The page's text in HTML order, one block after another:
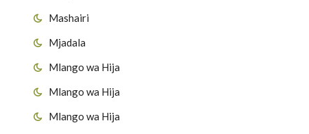
Mashairi
Mjadala
Mlango wa Hija
Mlango wa Hija
Mlango wa Hija